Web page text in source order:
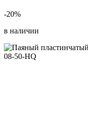
-20%
в наличии